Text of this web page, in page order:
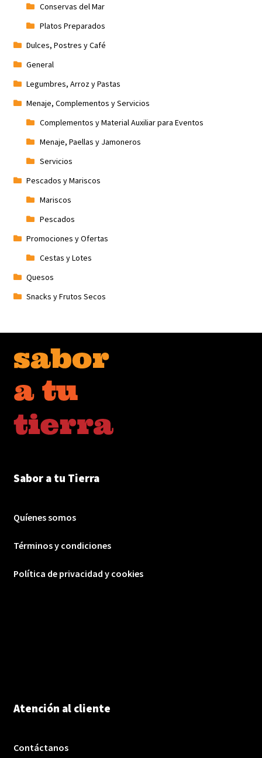
Conservas del Mar
Platos Preparados
Dulces, Postres y Café
General
Legumbres, Arroz y Pastas
Menaje, Complementos y Servicios
Complementos y Material Auxiliar para Eventos
Menaje, Paellas y Jamoneros
Servicios
Pescados y Mariscos
Mariscos
Pescados
Promociones y Ofertas
Cestas y Lotes
Quesos
Snacks y Frutos Secos
Sabor a tu Tierra
Quíenes somos
Términos y condiciones
Política de privacidad y cookies
Atención al cliente
Contáctanos